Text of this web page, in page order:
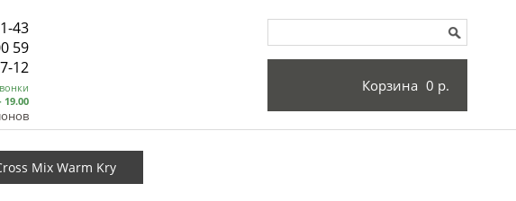
43
59
19.00
12
Корзина 0 р.
Mix Warm Kry